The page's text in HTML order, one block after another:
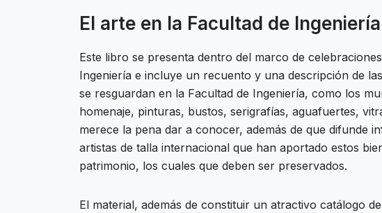
El arte en la Facultad de
Este libro se presenta dentro del marco de
Ingeniería e incluye un recuento y una descripción de
se resguardan en la Facultad de Ingeniería, como los
homenaje, pinturas, bustos, serigrafías, aguafuertes,
merece la pena dar a conocer, además de que difunde
artistas de talla internacional que han aportado estos
patrimonio, los cuales que deben ser preservados.
El material, además de constituir un atractivo catálogo